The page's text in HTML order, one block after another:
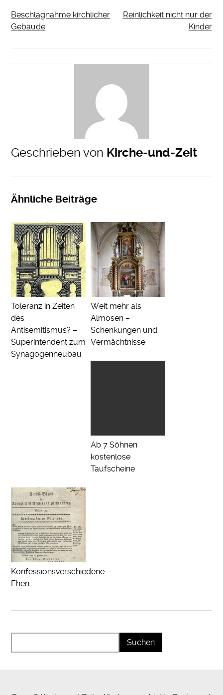
Beschlagnahme kirchlicher
Gebäude
Reinlichkeit nicht nur der
Kinder
Geschrieben von Kirche-und-Zeit
Ähnliche Beiträge
Toleranz in Zeiten
des
Antisemitismus? –
Superintendent zum
Synagogenneubau
Weit mehr als
Almosen –
Schenkungen und
Vermächtnisse
Ab 7 Söhnen
kostenlose
Taufscheine
Konfessionsverschiedene
Ehen